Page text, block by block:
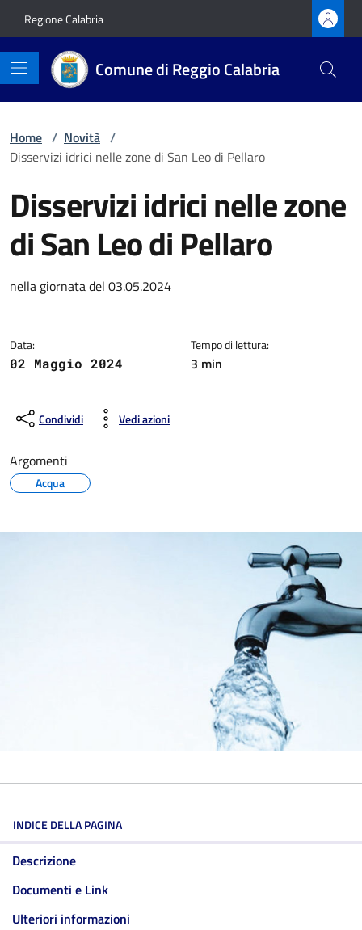
Regione Calabria
Comune di Reggio Calabria
Home / Novità /
Disservizi idrici nelle zone di San Leo di Pellaro
Disservizi idrici nelle zone
di San Leo di Pellaro
Dettagli della notizia
nella giornata del 03.05.2024
Data:
02 Maggio 2024
Tempo di lettura:
3 min
Condividi Vedi azioni
Argomenti
Acqua
INDICE DELLA PAGINA
Descrizione
Documenti e Link
Ulteriori informazioni